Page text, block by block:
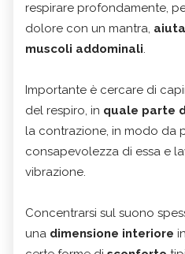
respirare profondamente,
dolore con un mantra,
muscoli addominali.
Importante è cercare di
del respiro, in quale parte
la contrazione, in modo da
consapevolezza di essa e
vibrazione.
Concentrarsi sul suono
una dimensione interiore